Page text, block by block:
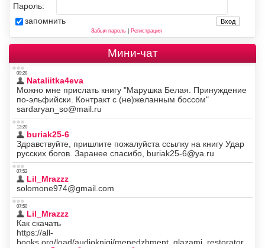
Пароль:
запомнить
Забыл пароль| Регистрация
Мини-чат